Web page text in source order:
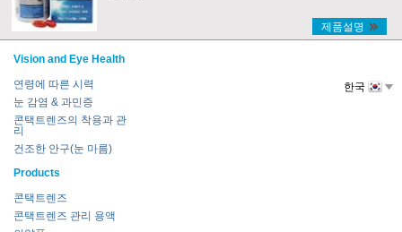
제품설명
Vision and Eye Health
연령에 따른 시력
눈 감염 & 과민증
콘택트렌즈의 착용과 관
리
건조한 안구(눈 마름)
Products
콘택트렌즈
콘택트렌즈 관리 용액
한국